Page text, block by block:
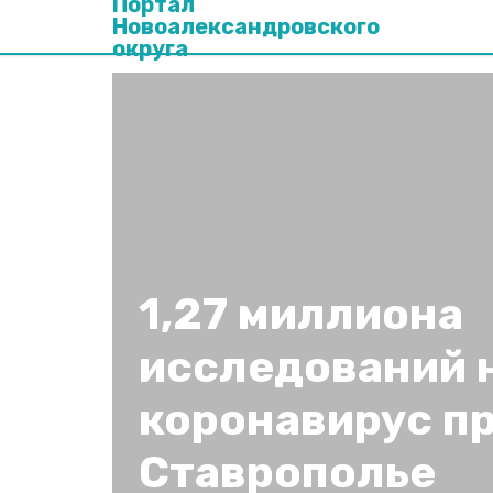
Новоалександровского
округа
1,27 миллиона
исследований
коронавирус
Ставрополье